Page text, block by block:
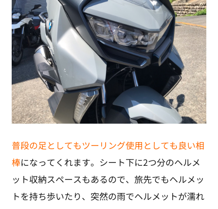
普段の足としてもツーリング使用としても良い相
棒になってくれます。シート下に2つ分のヘルメ
ット収納スペースもあるので、旅先でもヘルメッ
トを持ち歩いたり、突然の雨でヘルメットが濡れ